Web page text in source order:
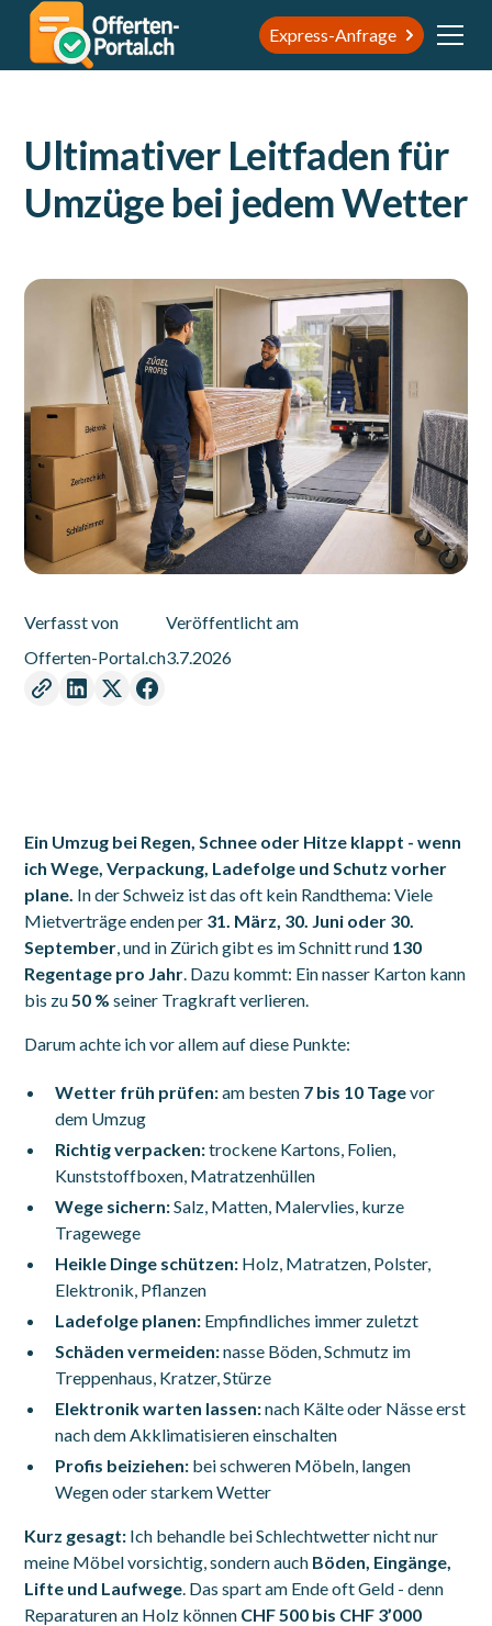
Express-Anfrage
Ultimativer Leitfaden für
Umzüge bei jedem Wetter
Verfasst von
Offerten-Portal.ch
Veröffentlicht am
3.7.2026
Ein Umzug bei Regen, Schnee oder Hitze klappt - wenn
ich Wege, Verpackung, Ladefolge und Schutz vorher
plane. In der Schweiz ist das oft kein Randthema: Viele
Mietverträge enden per 31. März, 30. Juni oder 30.
September, und in Zürich gibt es im Schnitt rund 130
Regentage pro Jahr. Dazu kommt: Ein nasser Karton kann
bis zu50 % seiner Tragkraft verlieren.
Darum achte ich vor allem auf diese Punkte:
Wetter früh prüfen:am besten 7 bis 10 Tagevor
dem Umzug
Richtig verpacken:trockene Kartons, Folien,
Kunststoffboxen, Matratzenhüllen
Wege sichern:Salz, Matten, Malervlies, kurze
Tragewege
Heikle Dinge schützen: Holz, Matratzen, Polster,
Elektronik, Pflanzen
Ladefolge planen: Empfindliches immer zuletzt
Schäden vermeiden:nasse Böden, Schmutz im
Treppenhaus, Kratzer, Stürze
Elektronik warten lassen:nach Kälte oder Nässe erst
nach dem Akklimatisieren einschalten
Profis beiziehen: bei schweren Möbeln, langen
Wegen oder starkem Wetter
Kurz gesagt: Ich behandle bei Schlechtwetter nicht nur
meine Möbel vorsichtig, sondern auch Böden, Eingänge,
Lifte und Laufwege. Das spart am Ende oft Geld - denn
Reparaturen an Holz können CHF 500 bis CHF 3’000